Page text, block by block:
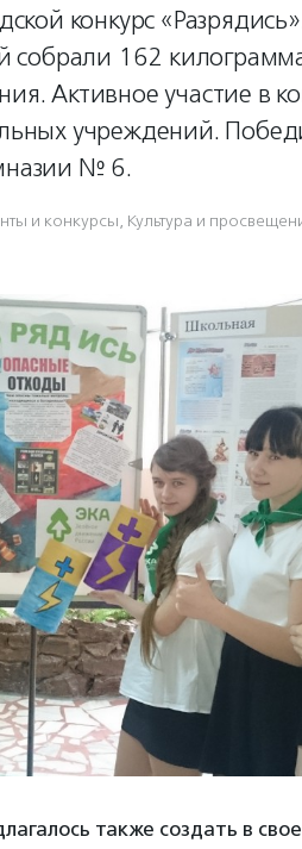
конкурс
собрали 162
Активное участие в
учреждений.
№ 6.
и конкурсы, Культура и
также создать в